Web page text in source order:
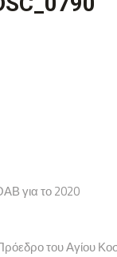
για το 2020
του Αγίου